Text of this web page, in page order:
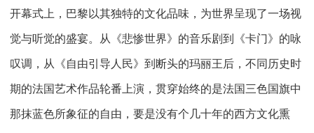
开幕式上，巴黎以其独特的文化品味，为世界呈现了一场视
觉与听觉的盛宴。从《悲惨世界》的音乐剧到《卡门》的咏
叹调，从《自由引导人民》到断头的玛丽王后，不同历史时
期的法国艺术作品轮番上演，贯穿始终的是法国三色国旗中
那抹蓝色所象征的自由，要是没有个几十年的西方文化熏